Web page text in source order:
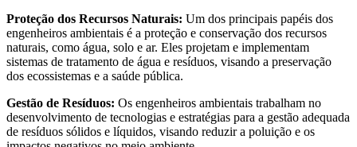
Proteção dos Recursos Naturais: Um dos principais papéis dos
engenheiros ambientais é a proteção e conservação dos recursos
naturais, como água, solo e ar. Eles projetam e implementam
sistemas de tratamento de água e resíduos, visando a preservação
dos ecossistemas e a saúde pública.
Gestão de Resíduos: Os engenheiros ambientais trabalham no
desenvolvimento de tecnologias e estratégias para a gestão adequada
de resíduos sólidos e líquidos, visando reduzir a poluição e os